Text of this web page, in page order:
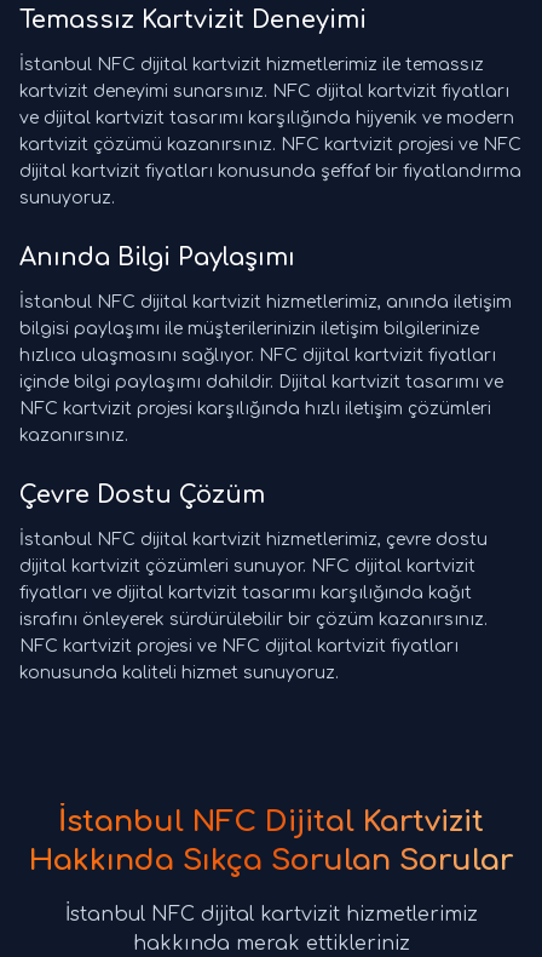
Temassız Kartvizit Deneyimi
İstanbul NFC dijital kartvizit hizmetlerimiz ile temassız
kartvizit deneyimi sunarsınız. NFC dijital kartvizit fiyatları
ve dijital kartvizit tasarımı karşılığında hijyenik ve modern
kartvizit çözümü kazanırsınız. NFC kartvizit projesi ve NFC
dijital kartvizit fiyatları konusunda şeffaf bir fiyatlandırma
sunuyoruz.
Anında Bilgi Paylaşımı
İstanbul NFC dijital kartvizit hizmetlerimiz, anında iletişim
bilgisi paylaşımı ile müşterilerinizin iletişim bilgilerinize
hızlıca ulaşmasını sağlıyor. NFC dijital kartvizit fiyatları
içinde bilgi paylaşımı dahildir. Dijital kartvizit tasarımı ve
NFC kartvizit projesi karşılığında hızlı iletişim çözümleri
kazanırsınız.
Çevre Dostu Çözüm
İstanbul NFC dijital kartvizit hizmetlerimiz, çevre dostu
dijital kartvizit çözümleri sunuyor. NFC dijital kartvizit
fiyatları ve dijital kartvizit tasarımı karşılığında kağıt
israfını önleyerek sürdürülebilir bir çözüm kazanırsınız.
NFC kartvizit projesi ve NFC dijital kartvizit fiyatları
konusunda kaliteli hizmet sunuyoruz.
İstanbul NFC Dijital Kartvizit
Hakkında Sıkça Sorulan Sorular
İstanbul NFC dijital kartvizit hizmetlerimiz
hakkında merak ettikleriniz